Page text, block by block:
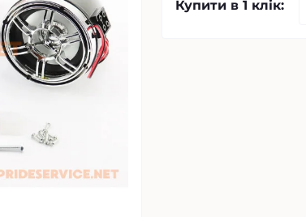
Купити в 1 клік: